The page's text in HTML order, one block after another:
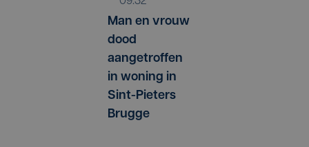
Man en vrouw
dood
aangetroffen
in woning in
Sint-Pieters
Brugge